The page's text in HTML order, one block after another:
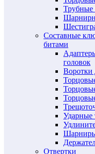
Трубные
Составные
битами
головок
Воротки
Ударные
Шарниры
Отвертки